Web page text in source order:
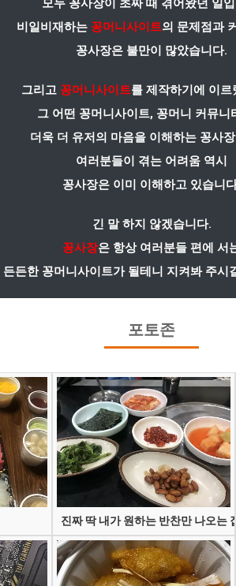
비일비재하는 꽁머니사이트의 문제점과
꽁사장은 불만이 많았습니다.
그리고 꽁머니사이트를 제작하기에 이르
그 어떤 꽁머니사이트, 꽁머니 커뮤니
더욱 더 유저의 마음을 이해하는 꽁사
여러분들이 겪는 어려움 역시
꽁사장은 이미 이해하고 있습니
긴 말 하지 않겠습니다.
꽁사장은 항상 여러분들 편에 서
든든한 꽁머니사이트가 될테니 지켜봐 주시
포토존
진짜 딱 내가 원하는 반찬만 나오는 집